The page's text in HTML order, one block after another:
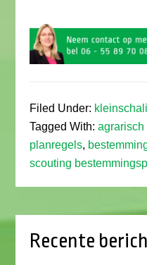
Filed Under:
Tagged With:agrarisch
planregels,
scouting
Recente